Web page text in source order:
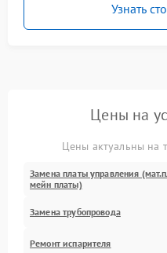
Узнать
Цены на
Цены актуальны на
Замена платы управления
мейн платы)
Замена трубопровода
Ремонт испарителя